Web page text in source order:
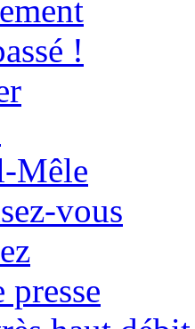
!
Mêle
vous
presse